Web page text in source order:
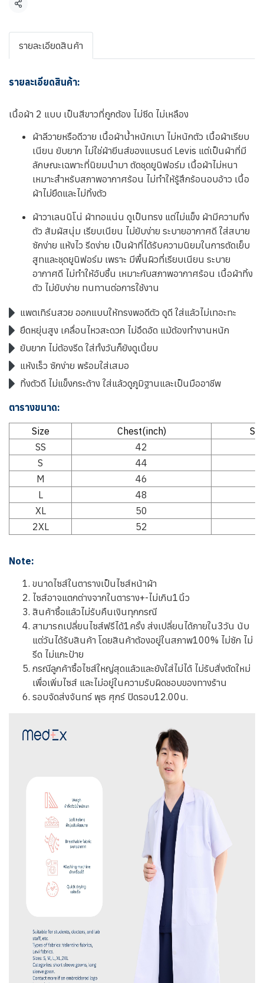
แชร์
รายละเอียดสินค้า
รายละเอียดสินค้า:
เนื้อผ้า 2 แบบ เป็นสีขาวที่ถูกต้อง ไม่ซีด ไม่เหลือง
ผ้าลีวายหรือดีวาย เนื้อผ้าน้ำหนักเบา ไม่หนักตัว เนื้อผ้าเรียบ
เนียน ยับยาก ไม่ใช่ผ้ายีนส์ของแบรนด์ Levis แต่เป็นผ้าที่มี
ลักษณะเฉพาะที่นิยมนำมา ตัดชุดยูนิฟอร์ม เนื้อผ้าไม่หนา
เหมาะสำหรับสภาพอากาศร้อน ไม่ทำให้รู้สึกร้อนอบอ้าว เนื้อ
ผ้าไม่ยืดและไม่ทิ้งตัว
ผ้าวาเลนนิโน่ ผ้าทอแน่น ดูเป็นทรง แต่ไม่แข็ง ผ้ามีความทิ้ง
ตัว สัมผัสนุ่ม เรียบเนียน ไม่ยับง่าย ระบายอากาศดี ใส่สบาย
ซักง่าย แห้งไว รีดง่าย เป็นผ้าที่ได้รับความนิยมในการตัดเย็บ
สูทและชุดยูนิฟอร์ม เพราะ มีพื้นผิวที่เรียบเนียน ระบาย
อากาศดี ไม่ทำให้อับชื้น เหมาะกับสภาพอากาศร้อน เนื้อผ้าทิ้ง
ตัว ไม่ยับง่าย ทนทานต่อการใช้งาน
แพตเทิร์นสวย ออกแบบให้ทรงพอดีตัว ดูดี ใส่แล้วไม่เทอะทะ
ยืดหยุ่นสูง เคลื่อนไหวสะดวก ไม่อึดอัด แม้ต้องทำงานหนัก
ยับยาก ไม่ต้องรีด ใส่ทั้งวันก็ยังดูเนี้ยบ
แห้งเร็ว ซักง่าย พร้อมใส่เสมอ
ทิ้งตัวดี ไม่แข็งกระด้าง ใส่แล้วดูภูมิฐานและเป็นมืออาชีพ
ตารางขนาด:
Size
Chest(inch)
SS
42
S
44
M
46
L
48
XL
50
2XL
52
Note:
ขนาดไซส์ในตารางเป็นไซส์หน้าผ้า
ไซส์อาจแตกต่างจากในตาราง+-ไม่เกิน1นิ้ว
สินค้าซื้อแล้วไม่รับคืนเงินทุกกรณี
สามารถเปลี่ยนไซส์ฟรีได้1ครั้ง ส่งเปลี่ยนได้ภายใน3วัน นับ
แต่วันได้รับสินค้า โดยสินค้าต้องอยู่ในสภาพ100% ไม่ซัก ไม่
รีด ไม่แกะป้าย
กรณีลูกค้าซื้อไซส์ใหญ่สุดแล้วและยังใส่ไม่ได้ ไม่รับสั่งตัดใหม่
เพื่อเพิ่มไซส์ และไม่อยู่ในความรับผิดชอบของทางร้าน
รอบจัดส่งจันทร์ พุธ ศุกร์ ปิดรอบ12.00น.